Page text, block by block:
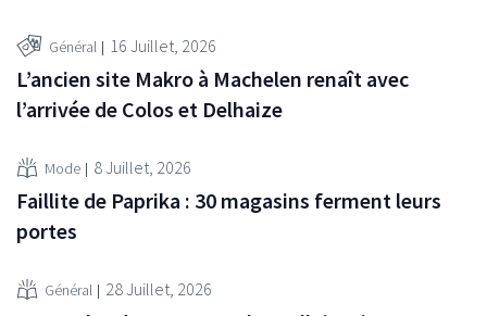
Général 16 Juillet, 2026
L’ancien site Makro à Machelen renaît avec
l’arrivée de Colos et Delhaize
Mode 8 Juillet, 2026
Faillite de Paprika : 30 magasins ferment leurs
portes
Général 28 Juillet, 2026